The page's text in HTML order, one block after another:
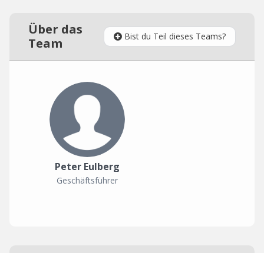
Über das
Team
Bist du Teil dieses Teams?
Peter Eulberg
Geschäftsführer